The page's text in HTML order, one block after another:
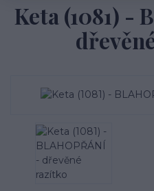
Keta (1081) -